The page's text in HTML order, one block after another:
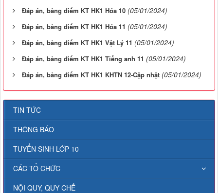
Đáp án, bảng điểm KT HK1 Hóa 10 (05/01/2024)
Đáp án, bảng điểm KT HK1 Hóa 11 (05/01/2024)
Đáp án, bảng điểm KT HK1 Vật Lý 11 (05/01/2024)
Đáp án, bảng điểm KT HK1 Tiếng anh 11 (05/01/2024)
Đáp án, bảng điểm KT HK1 KHTN 12-Cập nhật (05/01/2024)
TIN TỨC
THÔNG BÁO
TUYỂN SINH LỚP 10
CÁC TỔ CHỨC
NỘI QUY, QUY CHẾ